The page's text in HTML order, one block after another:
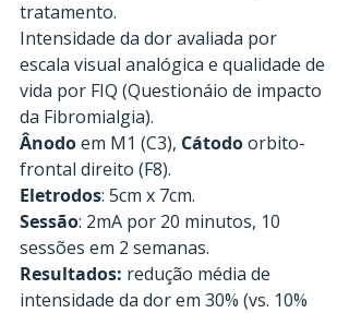
tratamento.
Intensidade da dor avaliada por
escala visual analógica e qualidade de
vida por FIQ (Questionáio de impacto
da Fibromialgia).
Ânodo em M1 (C3), Cátodo orbito-
frontal direito (F8).
Eletrodos: 5cm x 7cm.
Sessão: 2mA por 20 minutos, 10
sessões em 2 semanas.
Resultados: redução média de
intensidade da dor em 30% (vs. 10%